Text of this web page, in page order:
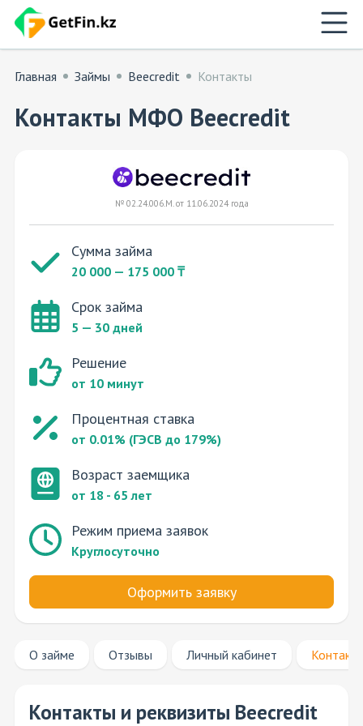
Главная Займы Beecredit Контакты
Контакты МФО Beecredit
№ 02.24.006.M. от 11.06.2024 года
Сумма займа
20 000 — 175 000 ₸
Срок займа
5 — 30 дней
Решение
от 10 минут
Процентная ставка
от 0.01% (ГЭСВ до 179%)
Возраст заемщика
от 18 - 65 лет
Режим приема заявок
Круглосуточно
Оформить заявку
О займе Отзывы Личный кабинет
Контакты и реквизиты Beecredit